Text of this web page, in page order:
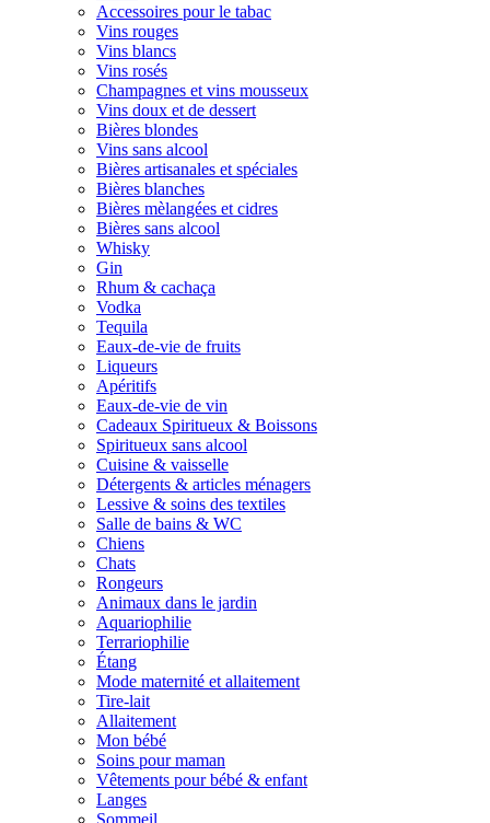
Accessoires pour le tabac
Vins rouges
Vins blancs
Vins rosés
Champagnes et vins mousseux
Vins doux et de dessert
Bières blondes
Vins sans alcool
Bières artisanales et spéciales
Bières blanches
Bières mèlangées et cidres
Bières sans alcool
Whisky
Gin
Rhum & cachaça
Vodka
Tequila
Eaux-de-vie de fruits
Liqueurs
Apéritifs
Eaux-de-vie de vin
Cadeaux Spiritueux & Boissons
Spiritueux sans alcool
Cuisine & vaisselle
Détergents & articles ménagers
Lessive & soins des textiles
Salle de bains & WC
Chiens
Chats
Rongeurs
Animaux dans le jardin
Aquariophilie
Terrariophilie
Étang
Mode maternité et allaitement
Tire-lait
Allaitement
Mon bébé
Soins pour maman
Vêtements pour bébé & enfant
Langes
Sommeil